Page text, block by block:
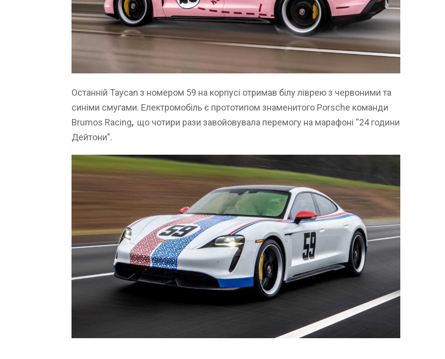
Останній Taycan з номером 59 на корпусі отримав білу ліврею з червоними та
синіми смугами. Електромобіль є прототипом знаменитого Porsche команди
Brumos Racing, що чотири рази завойовувала перемогу на марафоні “24 години
Дейтони”.